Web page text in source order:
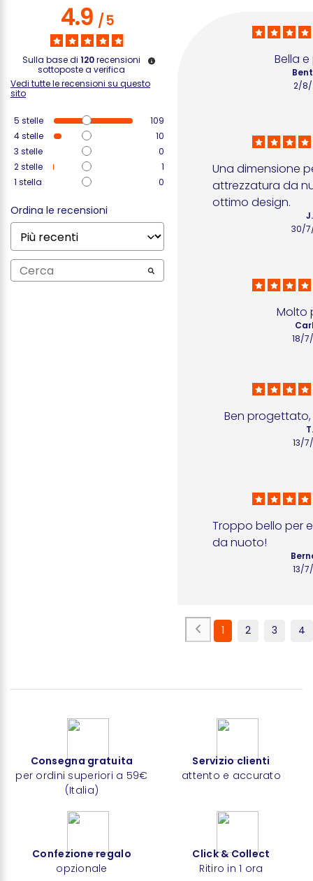
4.9/5
Sulla base di 120 recensioni
sottoposte a verifica
Vedi tutte le recensioni su questo
sito
5 stelle
109
4stelle
10
3 stelle
0
2stelle
1
1 stella 0
Ordina le recensioni
Bella
2/8/
Una dimensione
attrezzatura da
ottimo design.
30/
Molto
18/
Ben
13/
Troppo bello per
da nuoto!
13/
1 2 3 4
Consegna gratuita
per ordini superiori a 59€
(Italia)
Servizio clienti
attento e accurato
Confezione regalo
opzionale
Click & Collect
Ritiro in 1 ora